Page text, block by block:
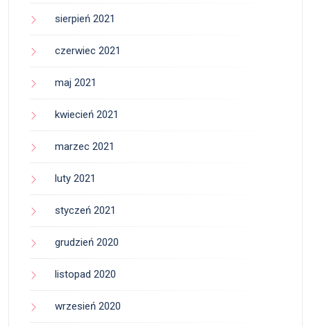
sierpień 2021
czerwiec 2021
maj 2021
kwiecień 2021
marzec 2021
luty 2021
styczeń 2021
grudzień 2020
listopad 2020
wrzesień 2020